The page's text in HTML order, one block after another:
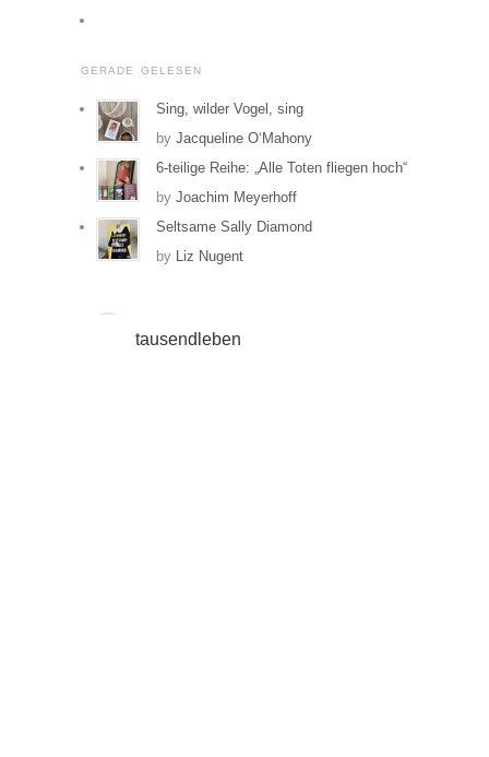
auf
Facebook
anzeigen
tausendleben
auf
Instagram
anzeigen
GERADE GELESEN
Sing, wilder Vogel, sing
by Jacqueline O‘Mahony
6-teilige Reihe: „Alle Toten fliegen hoch“
by Joachim Meyerhoff
Seltsame Sally Diamond
by Liz Nugent
tausendleben